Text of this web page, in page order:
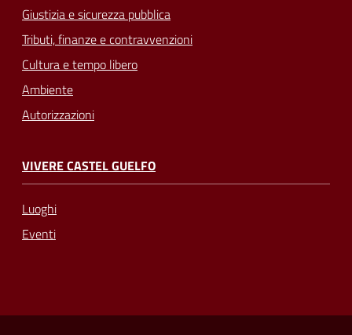
Giustizia e sicurezza pubblica
Tributi, finanze e contravvenzioni
Cultura e tempo libero
Ambiente
Autorizzazioni
VIVERE CASTEL GUELFO
Luoghi
Eventi